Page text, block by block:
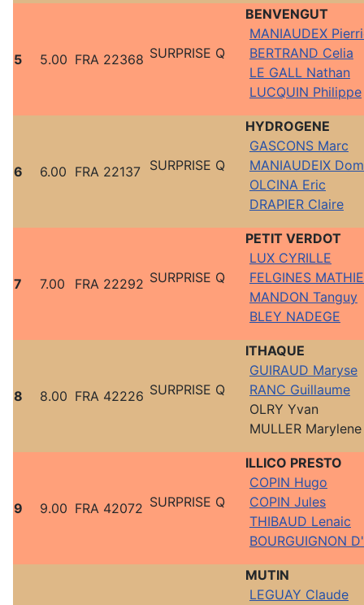
5 5.00 FRA 22368 SURPRISE Q
BENVENGUT
MANIAUDEX
BERTRAND Celia
LE GALL Nathan
LUCQUIN Philippe
6 6.00 FRA 22137 SURPRISE Q
HYDROGENE
GASCONS Marc
MANIAUDEIX
OLCINA Eric
DRAPIER Claire
7 7.00 FRA 22292 SURPRISE Q
PETIT VERDOT
LUX CYRILLE
FELGINES
MANDON Tanguy
BLEY NADEGE
8 8.00 FRA 42226 SURPRISE Q
ITHAQUE
GUIRAUD Maryse
RANC Guillaume
OLRY Yvan
MULLER
9 9.00 FRA 42072 SURPRISE Q
ILLICO PRESTO
COPIN Hugo
COPIN Jules
THIBAUD Lenaic
BOURGUIGNON
MUTIN
LEGUAY Claude